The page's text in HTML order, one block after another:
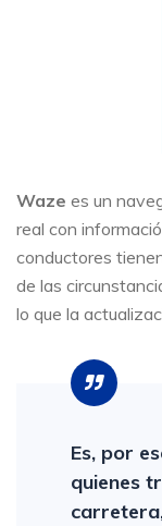
Waze es un
real con
conductores
de las
lo que la
Es, por
quienes